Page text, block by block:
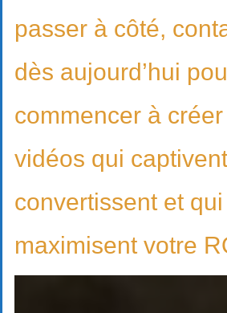
passer à côté,
dès aujourd’hui
commencer à
vidéos qui
convertissent et qui
maximisent votre